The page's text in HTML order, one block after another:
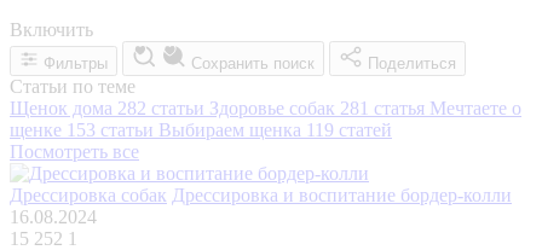
Включить
Фильтры Сохранить поиск Поделиться
Статьи по теме
Щенок дома 282 статьи Здоровье собак 281 статья Мечтаете о
щенке 153 статьи Выбираем щенка 119 статей
Посмотреть все
Дрессировка собак Дрессировка и воспитание бордер-колли
16.08.2024
15 252 1